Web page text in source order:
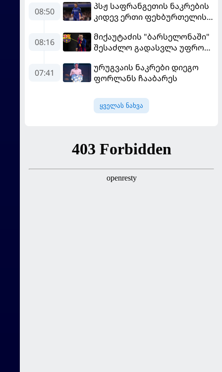
08:50
პსჟ საფრანგეთის ნაკრების
კიდევ ერთი ფეხბურთელის
08:16
მიქაუტაძის "ბარსელონაში"
შესაძლო გადასვლა უფრო
ესაუბრა ქართველი
კატალონიელთა მთავარ
07:41
ურუგვაის ნაკრები დიეგო
ფორლანს ჩააბარეს
ყველას ნახვა